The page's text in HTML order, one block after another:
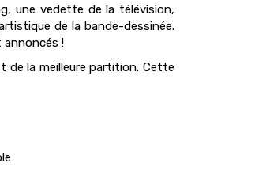
une vedette de la télévision,
de la bande-dessinée.
!
de la meilleure partition. Cette